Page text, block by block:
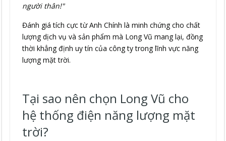
người thân!"
Đánh giá tích cực từ Anh Chính là minh chứng cho chất
lượng dịch vụ và sản phẩm mà Long Vũ mang lại, đồng
thời khẳng định uy tín của công ty trong lĩnh vực năng
lượng mặt trời.
Tại sao nên chọn Long Vũ cho
hệ thống điện năng lượng mặt
trời?